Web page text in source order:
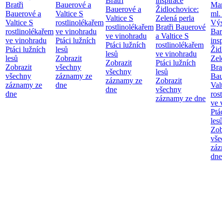
Bratři
Bauerové a
Valtice S
rostlinolékařem
ve vinohradu
Ptáci lužních
lesů
Zobrazit
všechny
záznamy ze
dne
Bauerové a
Valtice S
rostlinolékařem
ve vinohradu
Ptáci lužních
lesů
Zobrazit
všechny
záznamy ze
dne
Bauerové a
Valtice S
rostlinolékařem
ve vinohradu
Ptáci lužních
lesů
Zobrazit
všechny
záznamy ze
dne
Židlochovice:
Zelená perla
Bratři Bauerové
a Valtice S
rostlinolékařem
ve vinohradu
Ptáci lužních
lesů
Zobrazit
všechny
záznamy ze dne
ml.
ve
dne